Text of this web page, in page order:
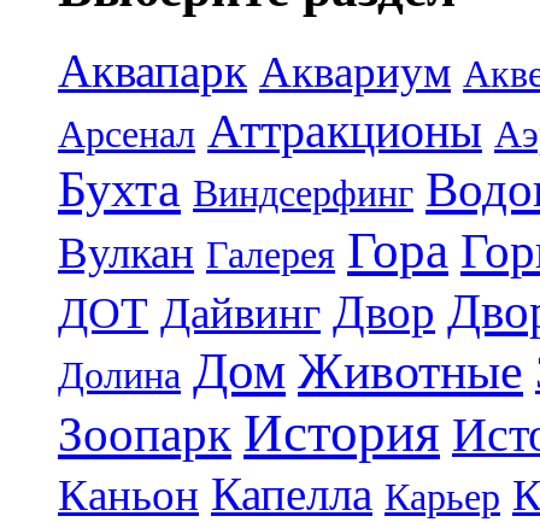
Аквапарк Аквариум
Арсенал Аттракционы
Бухта Виндсерфинг
Вулкан Галерея Гора
ДОТ Дайвинг Двор
Долина Дом Животные
Зоопарк История
Каньон Капелла Карьер